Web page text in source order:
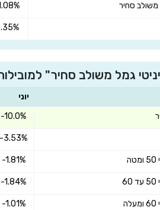
משולב סחיר
גמל משולב סחיר"
יוני
-10.0%
-3.53%
-1.81%
-1.84%
-1.01%